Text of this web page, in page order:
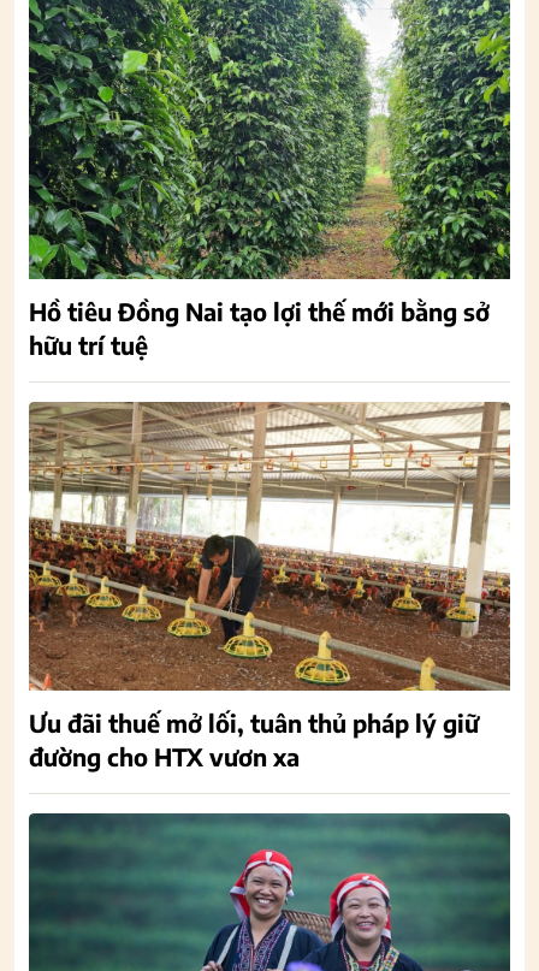
Hồ tiêu Đồng Nai tạo lợi thế mới bằng sở
hữu trí tuệ
Ưu đãi thuế mở lối, tuân thủ pháp lý giữ
đường cho HTX vươn xa